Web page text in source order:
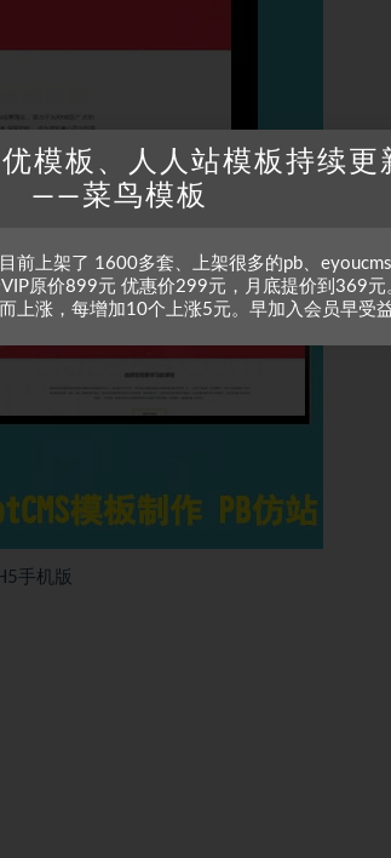
模板、人人站模板持续更
——菜鸟模板
前上架了 1600多套、上架很多的pb、eyoucms
原价899元 优惠价299元，月底提价到369元
上涨，每增加10个上涨5元。早加入会员早受益